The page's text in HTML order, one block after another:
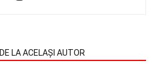
DE LA ACELAȘI AUTOR